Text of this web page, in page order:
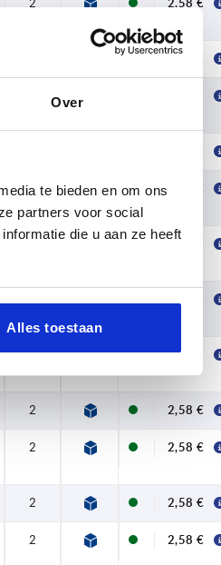
Over
te bieden en om ons
partners voor social
die u aan ze heeft
Alles toestaan
2 2,58 €
2,58 €
2,58 €
2,58 €
2 2,58 €
2 2,58 €
2,58 €
2 2,58 €
2 2,58 €
2 2,58 €
2 2,58 €
2 2,58 €